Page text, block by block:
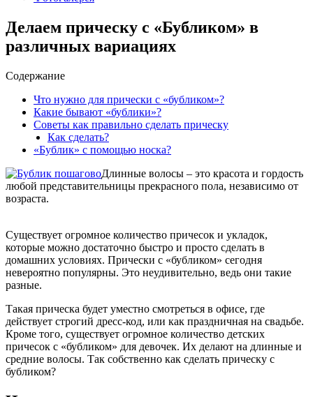
Делаем прическу с «Бубликом» в
различных вариациях
Содержание
Что нужно для прически с «бубликом»?
Какие бывают «бублики»?
Советы как правильно сделать прическу
Как сделать?
«Бублик» с помощью носка?
Длинные волосы – это красота и гордость
любой представительницы прекрасного пола, независимо от
возраста.
Существует огромное количество причесок и укладок,
которые можно достаточно быстро и просто сделать в
домашних условиях. Прически с «бубликом» сегодня
невероятно популярны. Это неудивительно, ведь они такие
разные.
Такая прическа будет уместно смотреться в офисе, где
действует строгий дресс-код, или как праздничная на свадьбе.
Кроме того, существует огромное количество детских
причесок с «бубликом» для девочек. Их делают на длинные и
средние волосы. Так собственно как сделать прическу с
бубликом?